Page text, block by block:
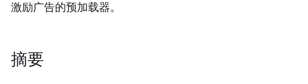
激励广告的预加载器。
摘要